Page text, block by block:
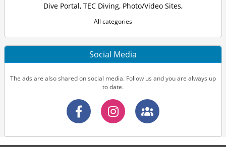
Dive Portal, TEC Diving, Photo/Video Sites,
All categories
Social Media
The ads are also shared on social media. Follow us and you are always up
to date.